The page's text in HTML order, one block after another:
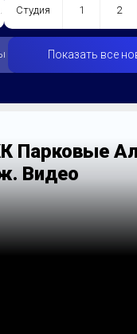
Студия 1 2
Показать все
Парковые
Видео